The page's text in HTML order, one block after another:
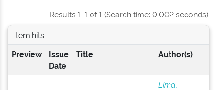
Results 1-1 of 1 (Search time: 0.002 seconds).
Item hits:
Preview
Issue
Date
Title Author(s)
Lima,